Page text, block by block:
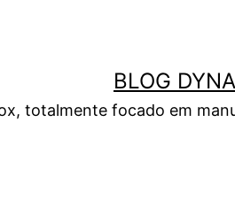
BLOG
totalmente focado em